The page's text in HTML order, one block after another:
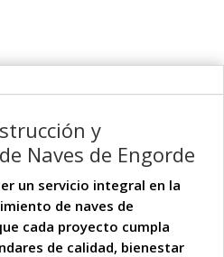
y
Naves de Engorde
un servicio integral en la
de naves de
cada proyecto cumpla
de calidad, bienestar